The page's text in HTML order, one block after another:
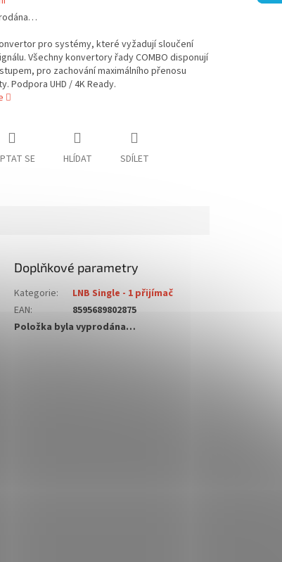
pro systémy, které vyžadují sloučení
Všechny konvertory řady COMBO disponují
pro zachování maximálního přenosu
Podpora UHD / 4K Ready.
SE HLÍDAT SDÍLET
Doplňkové parametry
Kategorie:
LNB Single - 1 přijímač
EAN:
8595689802875
Položka byla vyprodána…